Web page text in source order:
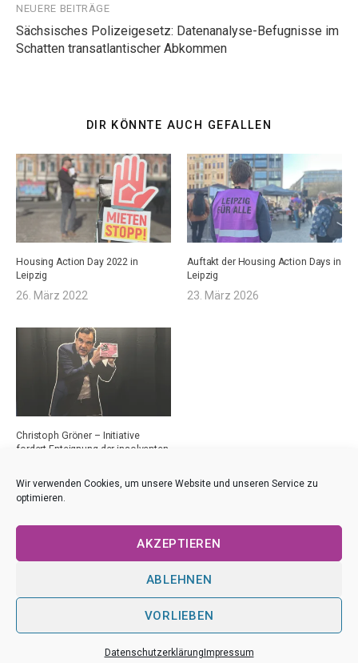
Wir verwenden Cookies, um unsere Website und unseren Service zu
optimieren.
AKZEPTIEREN
ABLEHNEN
VORLIEBEN
Datenschutzerklärung Impressum
NEUERE BEITRÄGE
Sächsisches Polizeigesetz: Datenanalyse-Befugnisse im
Schatten transatlantischer Abkommen
DIR KÖNNTE AUCH GEFALLEN
Housing Action Day 2022 in
Leipzig
26. März 2022
Auftakt der Housing Action Days in
Leipzig
23. März 2026
Christoph Gröner – Initiative
fordert Enteignung der insolventen
28. März 2026
Impressum|Datenschutz